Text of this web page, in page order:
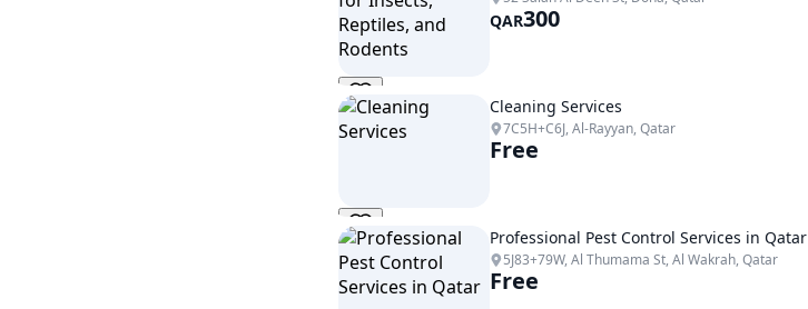
QAR300
Cleaning Services
7C5H+C6J, Al-Rayyan, Qatar
Free
Professional Pest Control Services in Qatar
5J83+79W, Al Thumama St, Al Wakrah, Qatar
Free